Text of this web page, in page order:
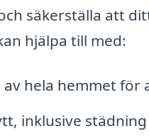
säkerställa att
hjälpa till med:
hela hemmet
inklusive